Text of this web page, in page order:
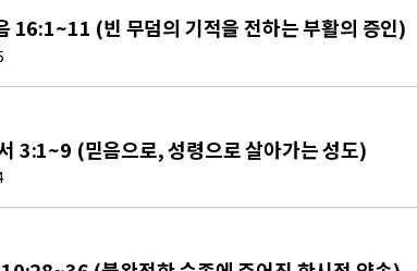
16:1~11 (빈 무덤의 기적을 전하는 부활의 증인)
3:1~9 (믿음으로, 성령으로 살아가는 성도)